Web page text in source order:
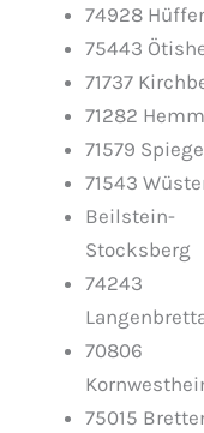
74928
75443
71737
71282
71579
71543
Beilstein-
Stocksberg
74243
70806
75015